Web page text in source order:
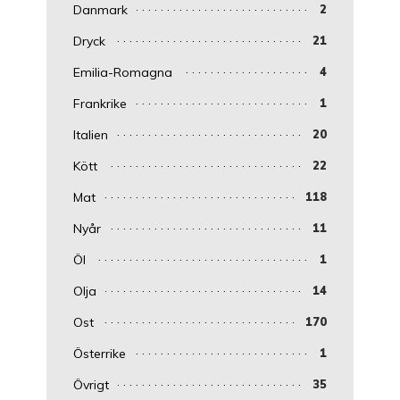
Danmark 2
Dryck 21
Emilia-Romagna 4
Frankrike 1
Italien 20
Kött 22
Mat 118
Nyår 11
Öl 1
Olja 14
Ost 170
Österrike 1
Övrigt 35